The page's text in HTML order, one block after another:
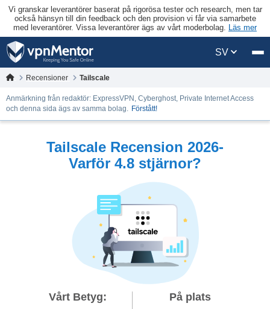
Vi granskar leverantörer baserat på rigorösa tester och research, men tar
också hänsyn till din feedback och den provision vi får via samarbete
med leverantörer. Vissa leverantörer ägs av vårt moderbolag. Läs mer
SV
Recensioner Tailscale
Anmärkning från redaktör: ExpressVPN, Cyberghost, Private Internet Access
och denna sida ägs av samma bolag. Förstått!
Tailscale Recension 2026-
Varför 4.8 stjärnor?
Vårt Betyg:
På plats